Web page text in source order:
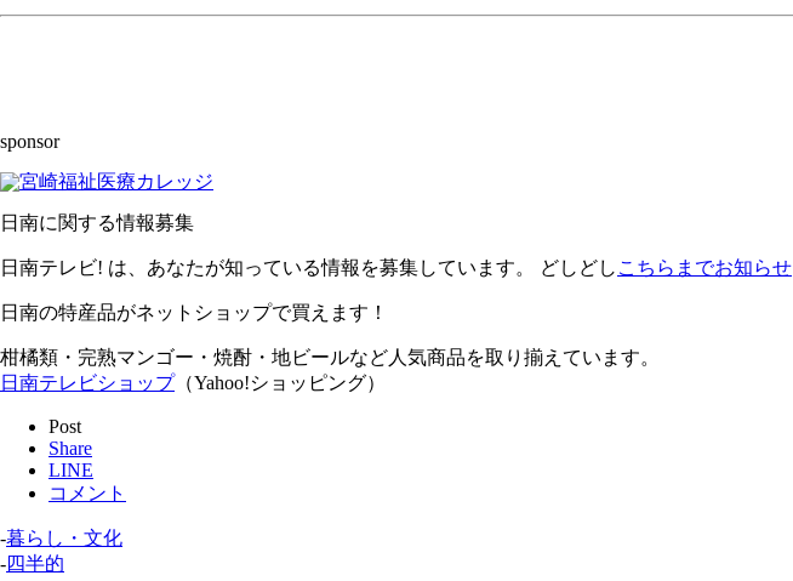
sponsor
日南に関する情報募集
日南テレビ! は、あなたが知っている情報を募集しています。 どしどし こちらまでお知らせ
日南の特産品がネットショップで買えます！
柑橘類・完熟マンゴー・焼酎・地ビールなど人気商品を取り揃えています。
日南テレビショップ（Yahoo!ショッピング）
Post
Share
LINE
コメント
-暮らし・文化
-四半的